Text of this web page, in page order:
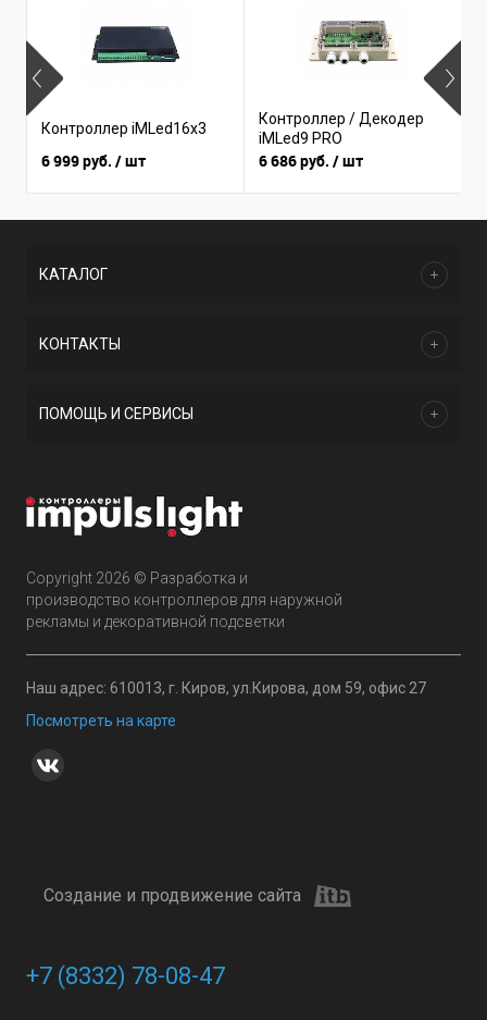
Контроллер iMLed16x3
6 999 руб. / шт
Контроллер / Декодер
iMLed9 PRO
6 686 руб. / шт
Copyright 2026 © Разработка и
производство контроллеров для наружной
рекламы и декоративной подсветки
Наш адрес: 610013, г. Киров, ул.Кирова, дом 59, офис 27
Посмотреть на карте
Создание и продвижение сайта
КАТАЛОГ
КОНТАКТЫ
ПОМОЩЬ И СЕРВИСЫ
+7 (8332) 78-08-47